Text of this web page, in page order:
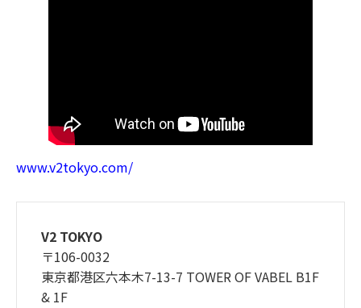
www.v2tokyo.com/
V2 TOKYO
〒106-0032
東京都港区六本木7-13-7 TOWER OF VABEL B1F
& 1F